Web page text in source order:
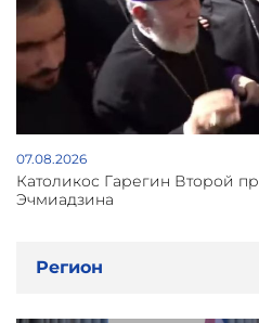
07.08.2026
Католикос Гарегин Второй
Эчмиадзина
Регион